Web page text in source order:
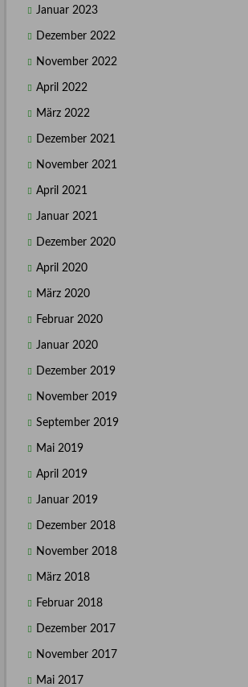
Januar 2023
Dezember 2022
November 2022
April 2022
März 2022
Dezember 2021
November 2021
April 2021
Januar 2021
Dezember 2020
April 2020
März 2020
Februar 2020
Januar 2020
Dezember 2019
November 2019
September 2019
Mai 2019
April 2019
Januar 2019
Dezember 2018
November 2018
März 2018
Februar 2018
Dezember 2017
November 2017
Mai 2017